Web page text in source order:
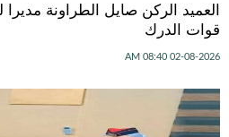
العميد الركن صايل الطراونة
قوات الدرك
02-08-2026 08:40 AM